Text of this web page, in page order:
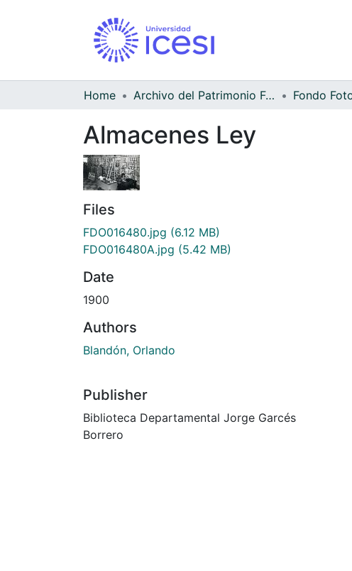
Home Archivo del Patrimonio Fotográfico y Fílmico del Valle del Cauca
Almacenes Ley
Files
FDO016480.jpg (6.12 MB)
FDO016480A.jpg (5.42 MB)
Date
1900
Authors
Blandón, Orlando
Publisher
Biblioteca Departamental Jorge Garcés
Borrero